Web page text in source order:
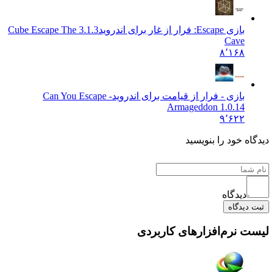
بازی Escape: فرار از غار برای اندروید
3.1.3 Cube Escape The
Cave
۸٬۱۶۸
بازی - فرار از قیامت برای اندرویدCan You Escape -
Armageddon 1.0.14
۹٬۶۲۲
دیدگاه خود را بنویسید
دیدگاه
ثبت دیدگاه
لیست نرم‌افزارهای کاربردی